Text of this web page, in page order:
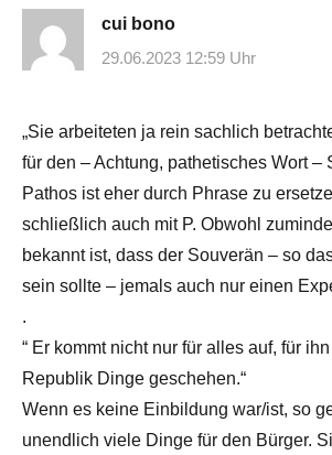
cui bono
29.06.2023 12:59 Uhr
„Sie arbeiteten ja rein sachlich
für den – Achtung, pathetisches Wort –
Pathos ist eher durch Phrase zu
schließlich auch mit P. Obwohl
bekannt ist, dass der Souverän – so
sein sollte – jemals auch nur einen
.
“ Er kommt nicht nur für alles auf, für
Republik Dinge geschehen.“
Wenn es keine Einbildung war/ist, so
unendlich viele Dinge für den Bürger.